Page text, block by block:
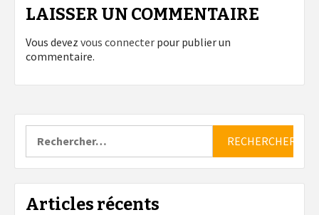
LAISSER UN COMMENTAIRE
Vous devez vous connecter pour publier un
commentaire.
Articles récents